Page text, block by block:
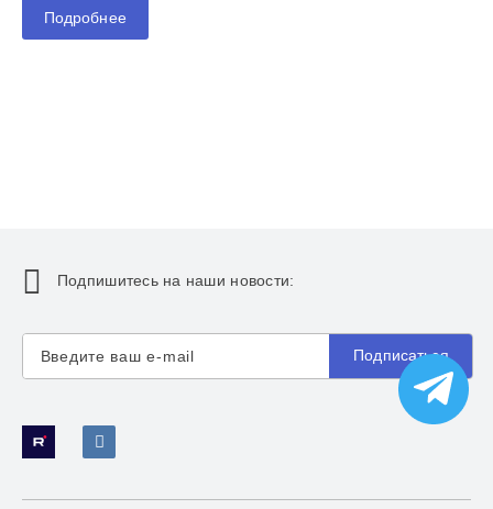
Подробнее
Подпишитесь на наши новости:
Подписаться